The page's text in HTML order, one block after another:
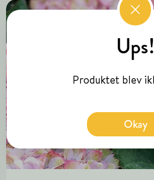
Ups!
Produktet blev
Okay